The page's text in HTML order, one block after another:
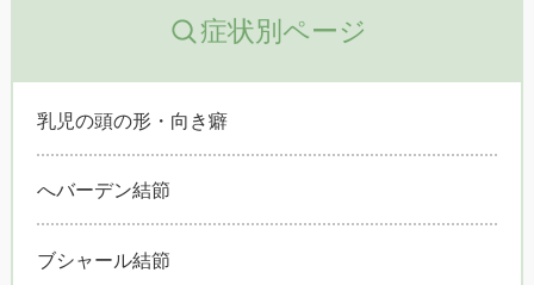
症状別ページ
乳児の頭の形・向き癖
へバーデン結節
ブシャール結節